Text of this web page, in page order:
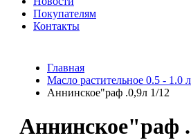
Покупателям
Контакты
Главная
Масло растительное 0.5 - 1.0 л
Аннинское"раф .0,9л 1/12
Аннинское"раф